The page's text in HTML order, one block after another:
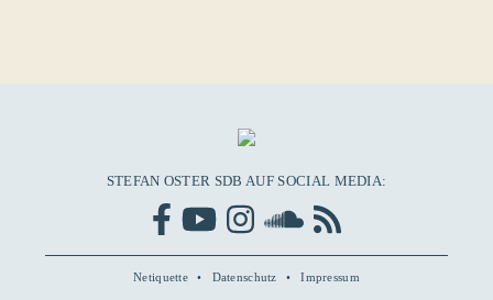
STEFAN OSTER SDB AUF SOCIAL MEDIA:
Netiquette Datenschutz Impressum